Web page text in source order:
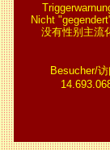
Nicht
没有性别主流
Besucher/